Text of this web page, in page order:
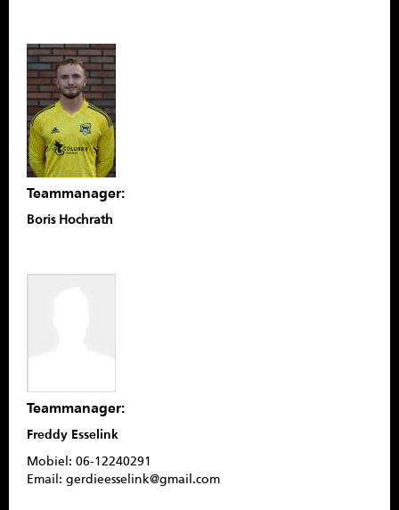
Teammanager:
Boris Hochrath
Teammanager:
Freddy Esselink
Mobiel: 06-12240291
Email: gerdieesselink@gmail.com